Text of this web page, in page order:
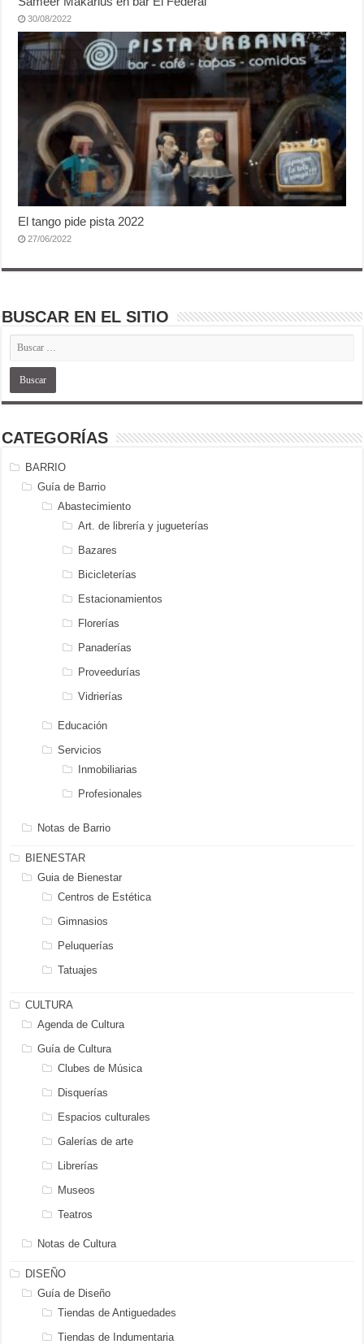
30/08/2022
El tango pide pista 2022
27/06/2022
BUSCAR EN EL SITIO
CATEGORÍAS
BARRIO
Guía de Barrio
Abastecimiento
Art. de librería y jugueterías
Bazares
Bicicleterías
Estacionamientos
Florerías
Panaderías
Proveedurías
Vidrierías
Educación
Servicios
Inmobiliarias
Profesionales
Notas de Barrio
BIENESTAR
Guia de Bienestar
Centros de Estética
Gimnasios
Peluquerías
Tatuajes
CULTURA
Agenda de Cultura
Guía de Cultura
Clubes de Música
Disquerías
Espacios culturales
Galerías de arte
Librerías
Museos
Teatros
Notas de Cultura
DISEÑO
Guía de Diseño
Tiendas de Antiguedades
Tiendas de Indumentaria